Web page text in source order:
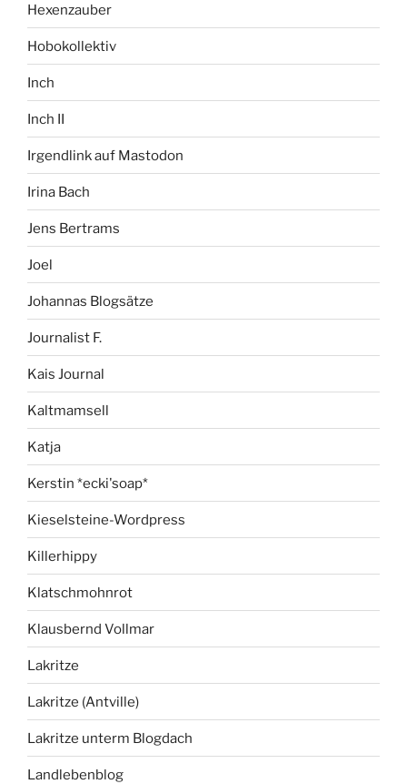
Hexenzauber
Hobokollektiv
Inch
Inch II
Irgendlink auf Mastodon
Irina Bach
Jens Bertrams
Joel
Johannas Blogsätze
Journalist F.
Kais Journal
Kaltmamsell
Katja
Kerstin *ecki'soap*
Kieselsteine-Wordpress
Killerhippy
Klatschmohnrot
Klausbernd Vollmar
Lakritze
Lakritze (Antville)
Lakritze unterm Blogdach
Landlebenblog